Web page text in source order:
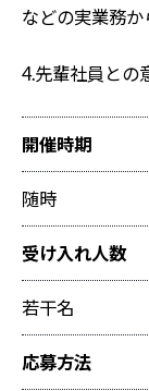
などの実業務か
4.先輩社員との
開催時期
随時
受け入れ人数
若干名
応募方法